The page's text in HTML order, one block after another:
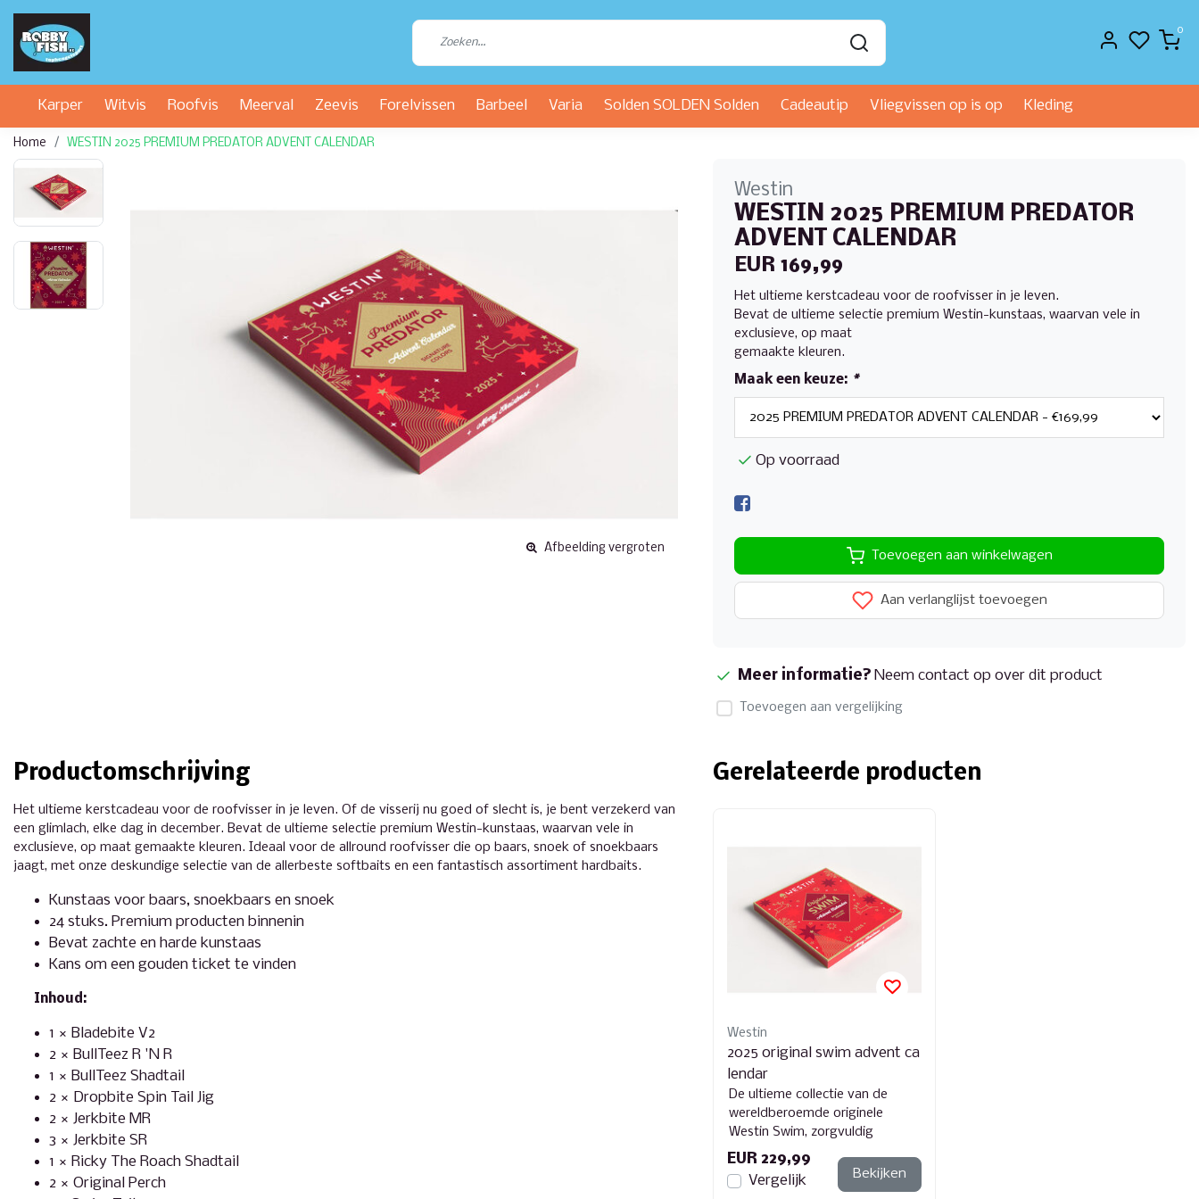
0
Karper Witvis Roofvis Meerval Zeevis Forelvissen Barbeel Varia Solden SOLDEN Solden Cadeautip Vliegvissen op is op Kleding
Home WESTIN 2025 PREMIUM PREDATOR ADVENT CALENDAR
Afbeelding vergroten
Westin
WESTIN 2025 PREMIUM PREDATOR
ADVENT CALENDAR
EUR 169,99
Het ultieme kerstcadeau voor de roofvisser in je leven.
Bevat de ultieme selectie premium Westin-kunstaas, waarvan vele in
exclusieve, op maat
gemaakte kleuren.
Maak een keuze: *
Op voorraad
Toevoegen aan winkelwagen
Aan verlanglijst toevoegen
Meer informatie? Neem contact op over dit product
Toevoegen aan vergelijking
Productomschrijving
Het ultieme kerstcadeau voor de roofvisser in je leven. Of de visserij nu goed of slecht is, je bent verzekerd van
een glimlach, elke dag in december. Bevat de ultieme selectie premium Westin-kunstaas, waarvan vele in
exclusieve, op maat gemaakte kleuren. Ideaal voor de allround roofvisser die op baars, snoek of snoekbaars
jaagt, met onze deskundige selectie van de allerbeste softbaits en een fantastisch assortiment hardbaits.
Kunstaas voor baars, snoekbaars en snoek
24 stuks. Premium producten binnenin
Bevat zachte en harde kunstaas
Kans om een ​​gouden ticket te vinden
Inhoud:
1 × Bladebite V2
2 × BullTeez R 'N R
1 × BullTeez Shadtail
2 × Dropbite Spin Tail Jig
2 × Jerkbite MR
3 × Jerkbite SR
1 × Ricky The Roach Shadtail
2 × Original Perch
Gerelateerde producten
Westin
2025 original swim advent ca
lendar
De ultieme collectie van de
wereldberoemde originele
Westin Swim, zorgvuldig
samengesteld door ons team
van ervaren viss...
EUR 229,99
Vergelijk
Bekijken